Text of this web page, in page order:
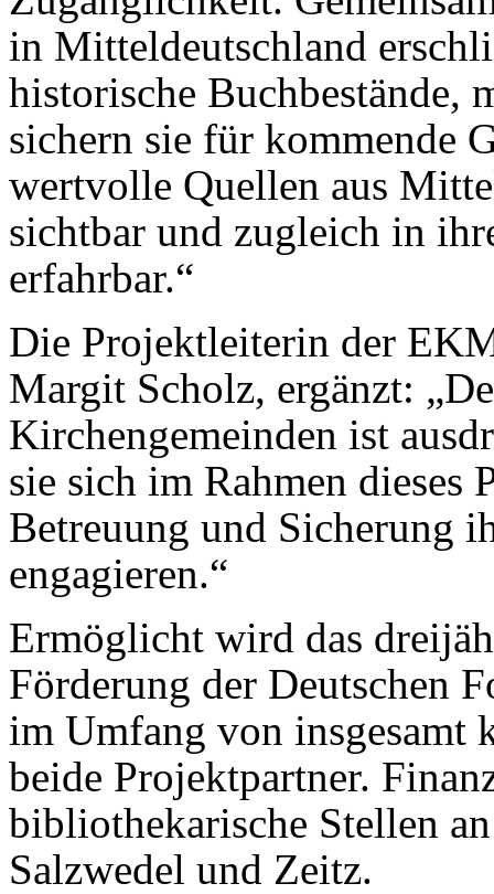
in Mitteldeutschland
historische Buchbestände,
sichern sie für kommende
wertvolle Quellen aus
sichtbar und zugleich in
erfahrbar.“
Die Projektleiterin der
Margit Scholz, ergänzt:
Kirchengemeinden ist
sie sich im Rahmen dieses
Betreuung und Sicherung
engagieren.“
Ermöglicht wird das
Förderung der Deutschen
im Umfang von
beide Projektpartner.
bibliothekarische Stellen
Salzwedel und Zeitz.